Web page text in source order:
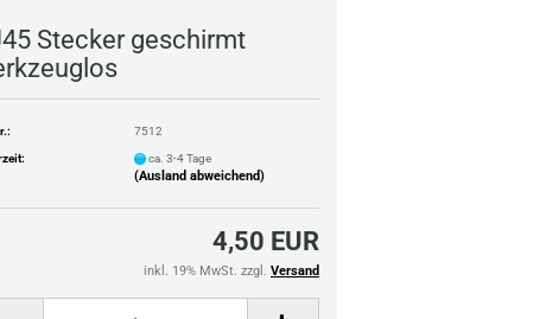
Stecker geschirmt
7512
ca. 3-4 Tage
(Ausland abweichend)
4,50 EUR
inkl. 19% MwSt. zzgl. Versand